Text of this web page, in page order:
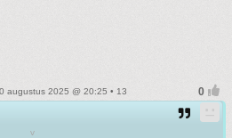
augustus 2025 @ 20:25 • 13
v